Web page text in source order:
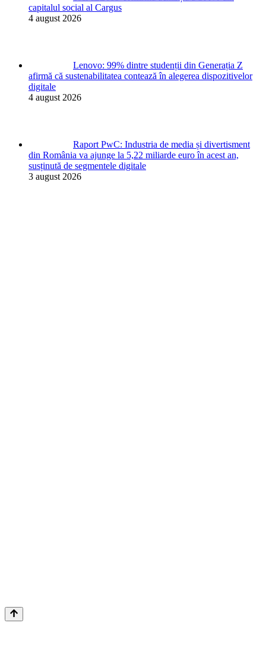
capitalul social al Cargus
4 august 2026
Lenovo: 99% dintre studenții din Generația Z
afirmă că sustenabilitatea contează în alegerea dispozitivelor
digitale
4 august 2026
Raport PwC: Industria de media și divertisment
din România va ajunge la 5,22 miliarde euro în acest an,
susținută de segmentele digitale
3 august 2026